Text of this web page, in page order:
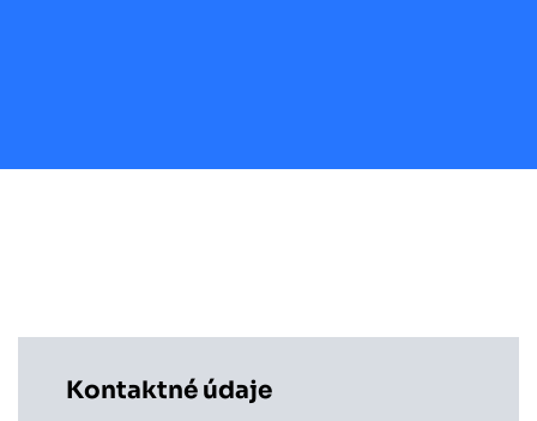
Kontaktné údaje